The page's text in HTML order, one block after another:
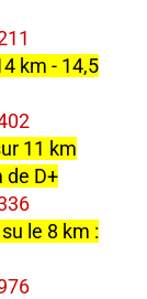
km - 14,5
11 km
de D+
le 8 km :